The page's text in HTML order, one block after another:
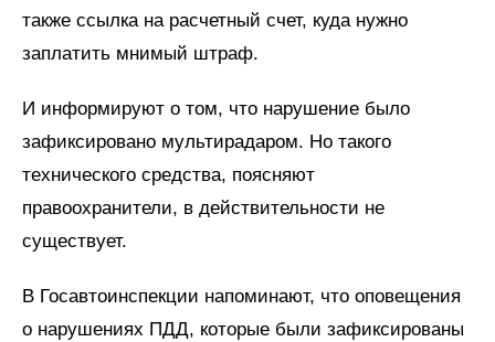
также ссылка на расчетный счет, куда нужно
заплатить мнимый штраф.
И информируют о том, что нарушение было
зафиксировано мультирадаром. Но такого
технического средства, поясняют
правоохранители, в действительности не
существует.
В Госавтоинспекции напоминают, что оповещения
о нарушениях ПДД, которые были зафиксированы